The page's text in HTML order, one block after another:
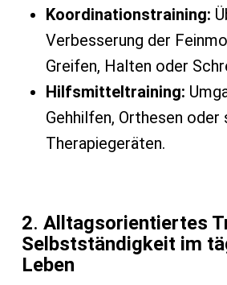
Koordinationstraining:
Verbesserung der
Greifen, Halten oder
Hilfsmitteltraining:
Gehhilfen, Orthesen oder
Therapiegeräten.
2. Alltagsorientiertes
Selbstständigkeit im
Leben